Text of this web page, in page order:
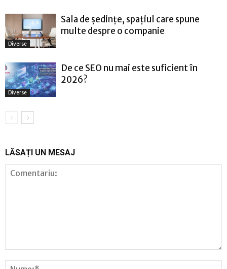
Diverse
Sala de ședințe, spațiul care spune
multe despre o companie
Diverse
De ce SEO nu mai este suficient în
2026?
LĂSAȚI UN MESAJ